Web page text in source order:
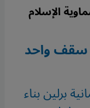
الإسلام
واحد
برلين بناء